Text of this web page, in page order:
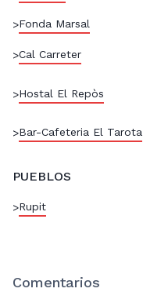
>Fonda Marsal
>Cal Carreter
>Hostal El Repòs
>Bar-Cafeteria El Tarota
PUEBLOS
>Rupit
Comentarios